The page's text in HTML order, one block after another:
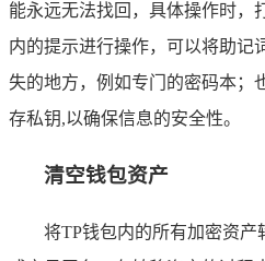
能永远无法找回，具体操作时，
内的提示进行操作，可以将助记
失的地方，例如专门的密码本；
存私钥,以确保信息的安全性。
清空钱包资产
将TP钱包内的所有加密资